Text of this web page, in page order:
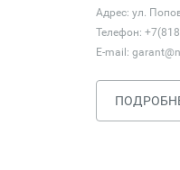
Адрес: ул.
Телефон:
E-mail: